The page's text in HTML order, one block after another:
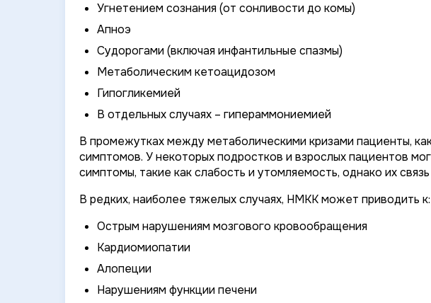
Угнетением сознания (от сонливости до комы)
Апноэ
Судорогами (включая инфантильные спазмы)
Метаболическим кетоацидозом
Гипогликемией
В отдельных случаях – гипераммониемией
В промежутках между метаболическими кризами пациенты,
симптомов. У некоторых подростков и взрослых пациентов
симптомы, такие как слабость и утомляемость, однако их
В редких, наиболее тяжелых случаях, НМКК может приводить к:
Острым нарушениям мозгового кровообращения
Кардиомиопатии
Алопеции
Нарушениям функции печени